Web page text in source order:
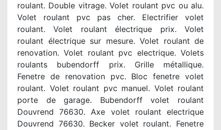
roulant. Double vitrage. Volet roulant pvc ou alu.
Volet roulant pvc pas cher. Electrifier volet
roulant. Volet roulant électrique prix. Volet
roulant électrique sur mesure. Volet roulant de
renovation. Volet roulant pvc electrique. Volets
roulants bubendorff prix. Grille métallique.
Fenetre de renovation pvc. Bloc fenetre volet
roulant. Volet roulant pvc manuel. Volet roulant
porte de garage. Bubendorff volet roulant
Douvrend 76630. Axe volet roulant electrique
Douvrend 76630. Becker volet roulant. Fenetre